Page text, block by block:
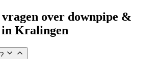
vragen over downpipe &
Kralingen